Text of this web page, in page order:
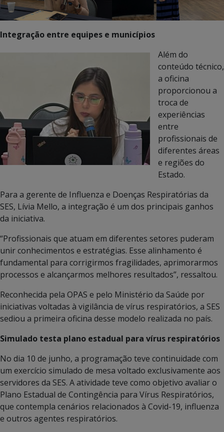
Integração entre equipes e municípios
Além do
conteúdo técnico,
a oficina
proporcionou a
troca de
experiências
entre
profissionais de
diferentes áreas
e regiões do
Estado.
Para a gerente de Influenza e Doenças Respiratórias da
SES, Lívia Mello, a integração é um dos principais ganhos
da iniciativa.
“Profissionais que atuam em diferentes setores puderam
unir conhecimentos e estratégias. Esse alinhamento é
fundamental para corrigirmos fragilidades, aprimorarmos
processos e alcançarmos melhores resultados”, ressaltou.
Reconhecida pela OPAS e pelo Ministério da Saúde por
iniciativas voltadas à vigilância de vírus respiratórios, a SES
sediou a primeira oficina desse modelo realizada no país.
Simulado testa plano estadual para vírus respiratórios
No dia 10 de junho, a programação teve continuidade com
um exercício simulado de mesa voltado exclusivamente aos
servidores da SES. A atividade teve como objetivo avaliar o
Plano Estadual de Contingência para Vírus Respiratórios,
que contempla cenários relacionados à Covid-19, influenza
e outros agentes respiratórios.